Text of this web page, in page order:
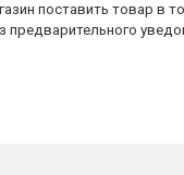
поставить товар в
предварительного